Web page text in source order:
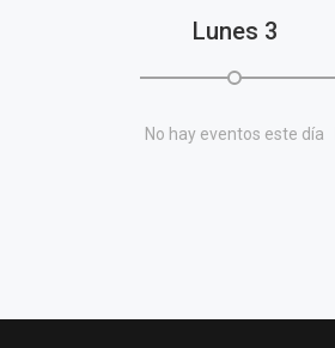
Lunes 3
No hay eventos este día